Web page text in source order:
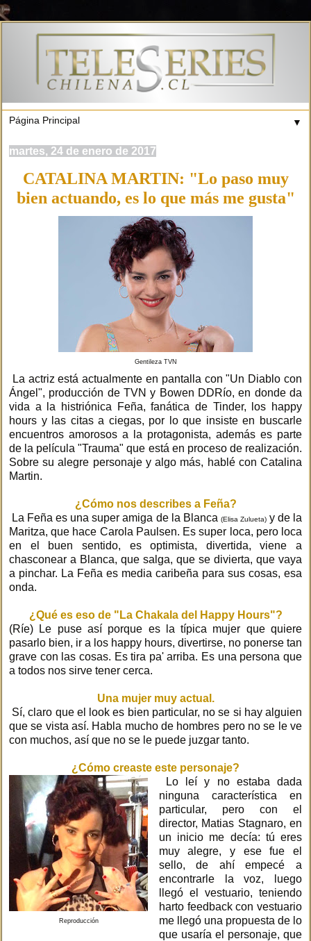
▼
martes, 24 de enero de 2017
CATALINA MARTIN: "Lo paso muy
bien actuando, es lo que más me gusta"
Gentileza TVN
La actriz está actualmente en pantalla con "Un Diablo con
Ángel", producción de TVN y Bowen DDRío, en donde da
vida a la histriónica Feña, fanática de Tinder, los happy
hours y las citas a ciegas, por lo que insiste en buscarle
encuentros amorosos a la protagonista, además es parte
de la película "Trauma" que está en proceso de realización.
Sobre su alegre personaje y algo más, hablé con Catalina
Martin.
¿Cómo nos describes a Feña?
La Feña es una super amiga de la Blanca (Elisa Zulueta)y de la
Maritza, que hace Carola Paulsen. Es super loca, pero loca
en el buen sentido, es optimista, divertida, viene a
chasconear a Blanca, que salga, que se divierta, que vaya
a pinchar. La Feña es media caribeña para sus cosas, esa
onda.
¿Qué es eso de "La Chakala del Happy Hours"?
(Ríe) Le puse así porque es la típica mujer que quiere
pasarlo bien, ir a los happy hours, divertirse, no ponerse tan
grave con las cosas. Es tira pa' arriba. Es una persona que
a todos nos sirve tener cerca.
Una mujer muy actual.
Sí, claro que el look es bien particular, no se si hay alguien
que se vista así. Habla mucho de hombres pero no se le ve
con muchos, así que no se le puede juzgar tanto.
¿Cómo creaste este personaje?
Reproducción
Lo leí y no estaba dada
ninguna característica en
particular, pero con el
director, Matias Stagnaro, en
un inicio me decía: tú eres
muy alegre, y ese fue el
sello, de ahí empecé a
encontrarle la voz, luego
llegó el vestuario, teniendo
harto feedback con vestuario
me llegó una propuesta de lo
que usaría el personaje, que